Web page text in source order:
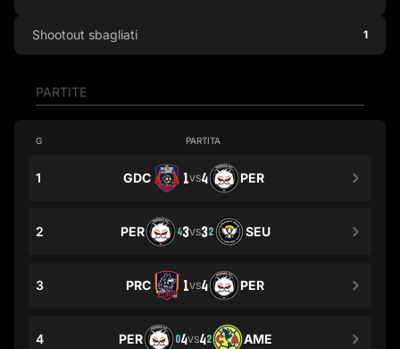
PARTITE
G PARTITA
1 GDC 1VS4 PER
2 PER 43VS32 SEU
3 PRC 1VS4 PER
4 PER 04VS42 AME
Shootout sbagliati 1